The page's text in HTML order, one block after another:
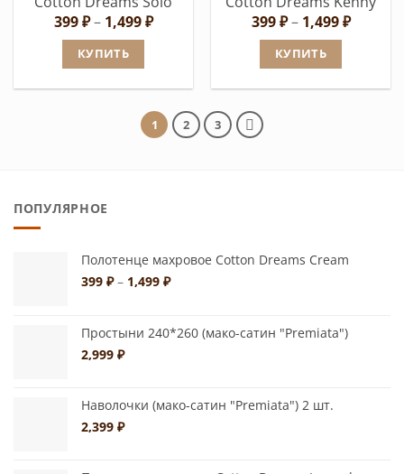
товара.
399₽ – 1,499₽Диапазон
КУПИТЬ
имеет
можно
на
странице
399₽ – 1,499₽
КУПИТЬ
на
1 2 3
ПОПУЛЯРНОЕ
Полотенце махровое Cotton Dreams Cream
399 ₽ – 1,499 ₽Диапазон
–
Простыни 240*260 (мако-сатин "Premiata")
2,999 ₽
Наволочки (мако-сатин "Premiata") 2 шт.
2,399 ₽